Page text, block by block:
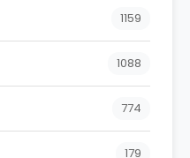
1159
1088
774
179